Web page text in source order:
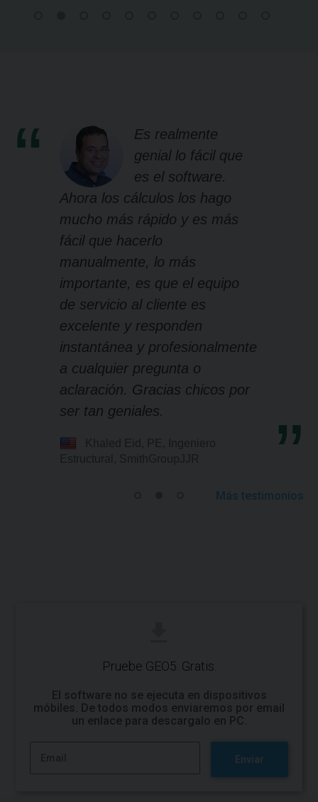
Es realmente
genial lo fácil que
es el software.
Ahora los cálculos los hago
mucho más rápido y es más
fácil que hacerlo
manualmente, lo más
importante, es que el equipo
de servicio al cliente es
excelente y responden
instantánea y profesionalmente
a cualquier pregunta o
aclaración. Gracias chicos por
ser tan geniales.
Más testimonios
Pruebe GEO5. Gratis.
El software no se ejecuta en dispositivos
móbiles. De todos modos enviaremos por email
un enlace para descargalo en PC.
Enviar